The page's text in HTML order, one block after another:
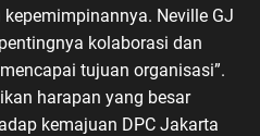
Neville GJ
kolaborasi dan
tujuan organisasi”.
harapan yang besar
kemajuan DPC Jakarta